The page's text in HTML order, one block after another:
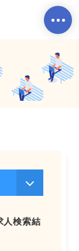
人検索結